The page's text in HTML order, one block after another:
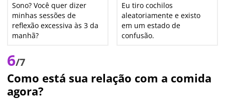
Sono? Você quer dizer
minhas sessões de
reflexão excessiva às 3 da
manhã?
Eu tiro cochilos
aleatoriamente e existo
em um estado de
confusão.
6/7
Como está sua relação com a comida
agora?